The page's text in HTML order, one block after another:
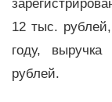
12 тыс.
году,
рублей.